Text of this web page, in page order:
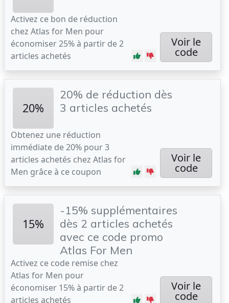
Activez ce bon de réduction
chez Atlas for Men pour
économiser 25% à partir de 2
articles achetés
Voir le
code
20%
20% de réduction dès
3 articles achetés
Obtenez une réduction
immédiate de 20% pour 3
articles achetés chez Atlas for
Men grâce à ce coupon
Voir le
code
15%
-15% supplémentaires
dès 2 articles achetés
avec ce code promo
Atlas For Men
Activez ce code remise chez
Atlas for Men pour
économiser 15% à partir de 2
articles achetés
Voir le
code